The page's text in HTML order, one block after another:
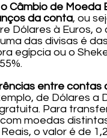
Câmbio de Moeda
da conta, ou
Dólares à Euros, o
das divisas é
egípcia ou o
entre contas
de Dólares a
Para
moedas
o valor é de